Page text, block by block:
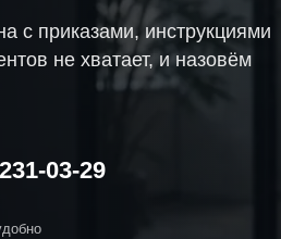
с приказами, инструкциями
не хватает, и назовём
03-29